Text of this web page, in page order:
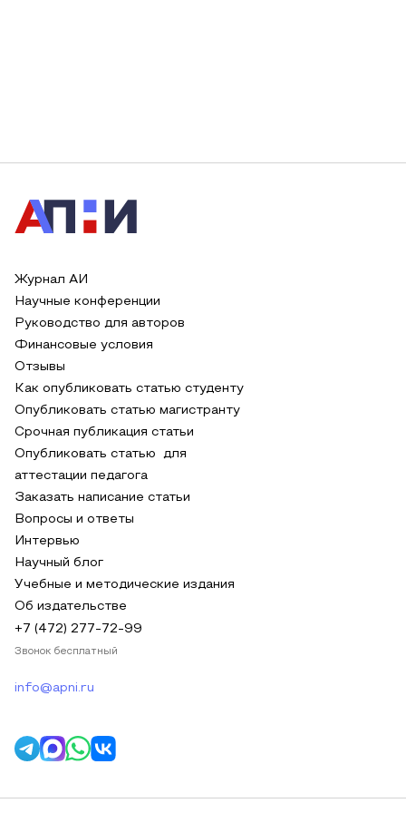
Журнал АИ
Научные конференции
Руководство для авторов
Финансовые условия
Отзывы
Как опубликовать статью студенту
Опубликовать статью магистранту
Срочная публикация статьи
Опубликовать статью для
аттестации педагога
Заказать написание статьи
Вопросы и ответы
Интервью
Научный блог
Учебные и методические издания
Об издательстве
+7 (472) 277-72-99
Звонок бесплатный
info@apni.ru